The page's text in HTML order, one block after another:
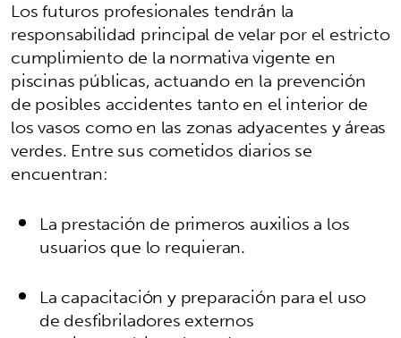
Los futuros profesionales tendrán la
responsabilidad principal de velar por el estricto
cumplimiento de la normativa vigente en
piscinas públicas, actuando en la prevención
de posibles accidentes tanto en el interior de
los vasos como en las zonas adyacentes y áreas
verdes. Entre sus cometidos diarios se
encuentran:
La prestación de primeros auxilios a los
usuarios que lo requieran.
La capacitación y preparación para el uso
de desfibriladores externos